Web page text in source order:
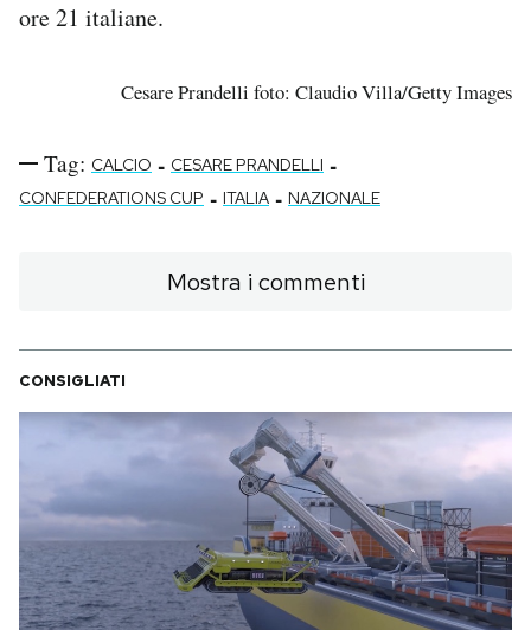
ore 21 italiane.
Cesare Prandelli foto: Claudio Villa/Getty Images
Tag: CALCIO - CESARE PRANDELLI -
CONFEDERATIONS CUP - ITALIA - NAZIONALE
Mostra i commenti
CONSIGLIATI